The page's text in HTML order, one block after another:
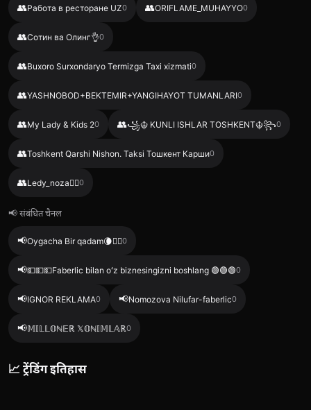
👥Работа в ресторане UZ0 👥ORIFLAME_MUHAYYO0
👥Сотин ва Олинг👌0
👥Buxoro Surxondaryo Termizga Taxi xizmati0
👥YASHNOBOD+BEKTEMIR+YANGIHAYOT TUMANLARI0
👥My Lady & Kids 20 👥꧁☬ KUNLI ISHLAR TOSHKENT☬꧂0
👥Toshkent Qarshi Nishon. Taksi Тошкент Карши0
👥Ledy_noza❤️‍🔥0
📢 संबंधित चैनल
📢Oygacha Bir qadam🌘🚶‍♂️0
📢💵💵💵Faberlic bilan oʻz biznesingizni boshlang 🟢🟢🟢0
📢IGNOR REKLAMA0 📢Nomozova Nilufar-faberlic0
📢𝕄𝕀𝕃𝕃𝕆ℕ𝔼ℝ 𝕏𝕆ℕ𝕀𝕄𝕃𝔸ℝ0
📈 ट्रेंडिंग इतिहास